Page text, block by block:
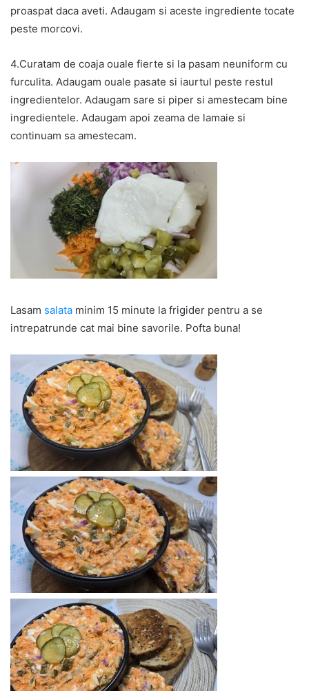
proaspat daca aveti. Adaugam si aceste ingrediente tocate
peste morcovi.
4.Curatam de coaja ouale fierte si la pasam neuniform cu
furculita. Adaugam ouale pasate si iaurtul peste restul
ingredientelor. Adaugam sare si piper si amestecam bine
ingredientele. Adaugam apoi zeama de lamaie si
continuam sa amestecam.
Lasam salata minim 15 minute la frigider pentru a se
intrepatrunde cat mai bine savorile. Pofta buna!